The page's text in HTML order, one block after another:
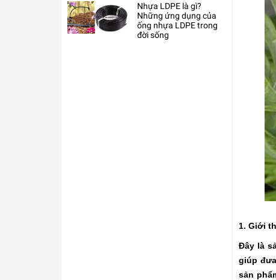
Nhựa LDPE là gì?
Những ứng dụng của
ống nhựa LDPE trong
đời sống
1. Giới
Đây là
giúp
sản